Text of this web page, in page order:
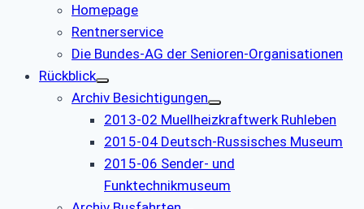
Homepage
Rentnerservice
Die Bundes-AG der Senioren-Organisationen
Rückblick
Archiv Besichtigungen
2013-02 Muellheizkraftwerk Ruhleben
2015-04 Deutsch-Russisches Museum
2015-06 Sender- und
Funktechnikmuseum